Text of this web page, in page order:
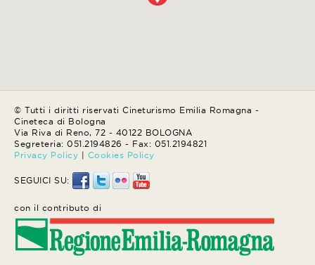
© Tutti i diritti riservati Cineturismo Emilia Romagna -
Cineteca di Bologna
Via Riva di Reno, 72 - 40122 BOLOGNA
Segreteria: 051.2194826 - Fax: 051.2194821
Privacy Policy | Cookies Policy
SEGUICI SU:
con il contributo di